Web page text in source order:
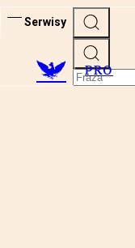
Serwisy
PRO